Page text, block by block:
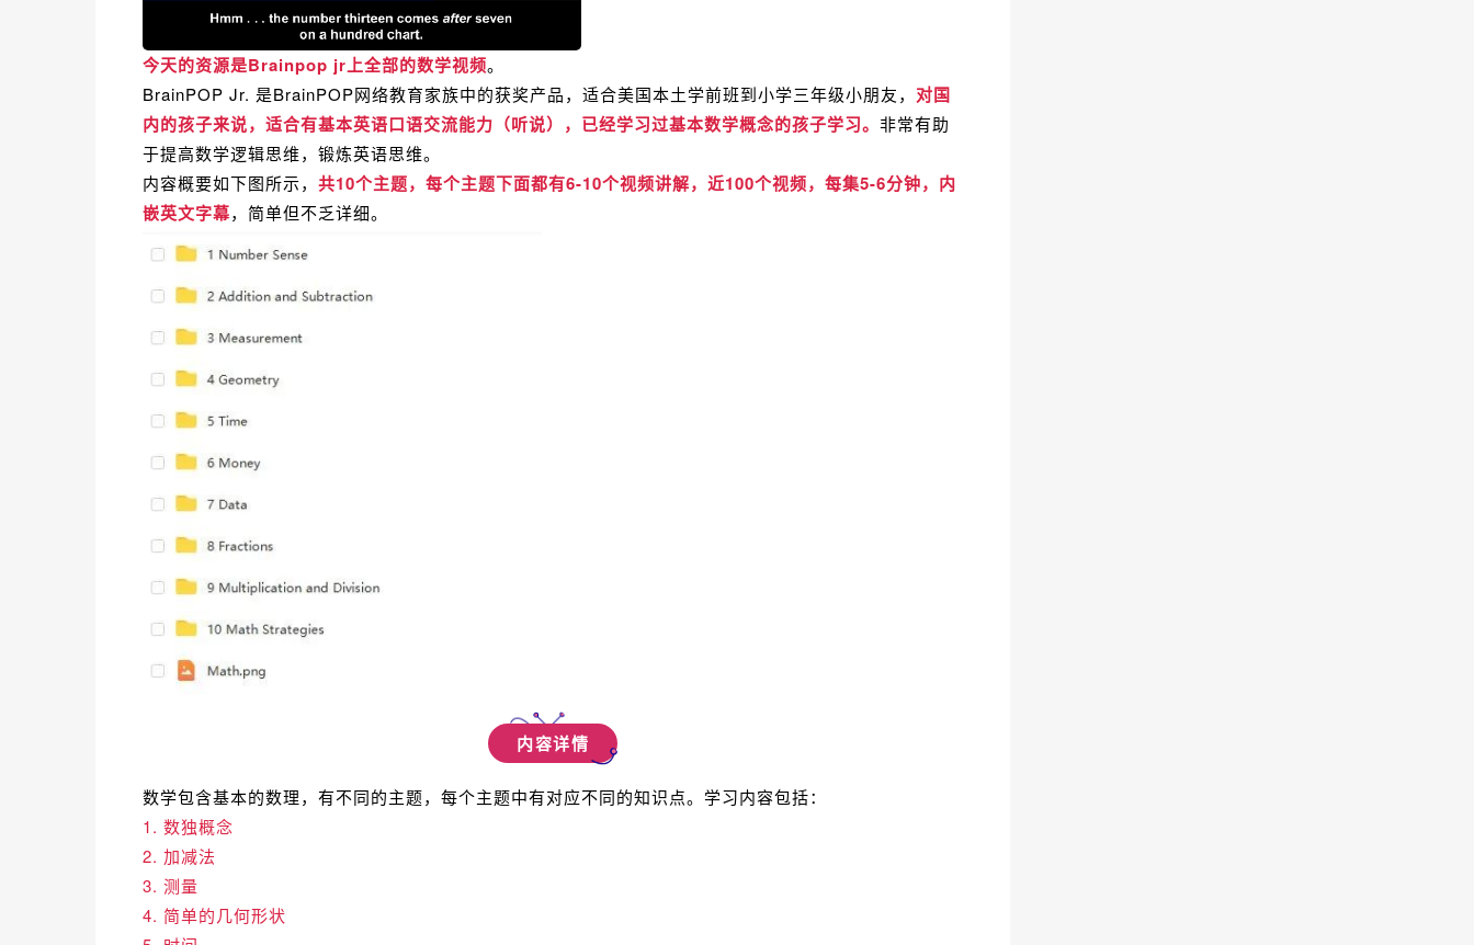
今天的资源是Brainpop jr上全部的数学视频。
BrainPOP Jr. 是BrainPOP网络教育家族中的获奖产品， 适合美国本土学前班到小学三年级小朋友， 对国
内的孩子来说，适合有基本英语口语交流能力（听说），已经学习过基本数学概念的孩子学习。 非常有助
于提高数学逻辑思维，锻炼英语思维。
内容概要如下图所示， 共10个主题，每个主题下面都有6-10个视频讲解，近100个视频，每集5-6分钟，内
嵌英文字幕，简单但不乏详细。
内容详情
数学包含基本的数理，有不同的主题，每个主题中有对应不同的知识点。 学习内容包括：
1. 数独概念
2. 加减法
3. 测量
4. 简单的几何形状